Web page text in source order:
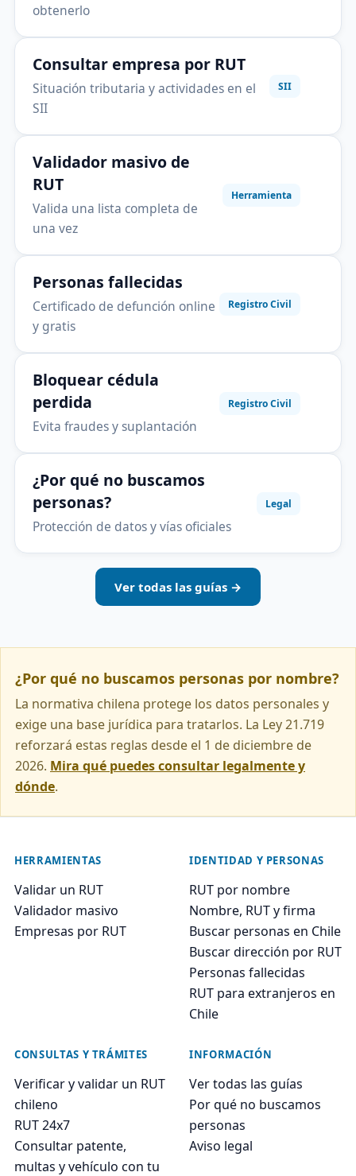
obtenerlo
Consultar empresa por RUT
Situación tributaria y actividades en el
SII
SII
Validador masivo de
RUT
Valida una lista completa de
una vez
Herramienta
Personas fallecidas
Certificado de defunción online
y gratis
Registro Civil
Bloquear cédula
perdida
Evita fraudes y suplantación
Registro Civil
¿Por qué no buscamos
personas?
Protección de datos y vías oficiales
Legal
Ver todas las guías →
¿Por qué no buscamos personas por nombre?
La normativa chilena protege los datos personales y
exige una base jurídica para tratarlos. La Ley 21.719
reforzará estas reglas desde el 1 de diciembre de
2026. Mira qué puedes consultar legalmente y
dónde.
HERRAMIENTAS
Validar un RUT
Validador masivo
Empresas por RUT
IDENTIDAD Y PERSONAS
RUT por nombre
Nombre, RUT y firma
Buscar personas en Chile
Buscar dirección por RUT
Personas fallecidas
RUT para extranjeros en
Chile
CONSULTAS Y TRÁMITES
Verificar y validar un RUT
chileno
RUT 24x7
Consultar patente,
multas y vehículo con tu
INFORMACIÓN
Ver todas las guías
Por qué no buscamos
personas
Aviso legal